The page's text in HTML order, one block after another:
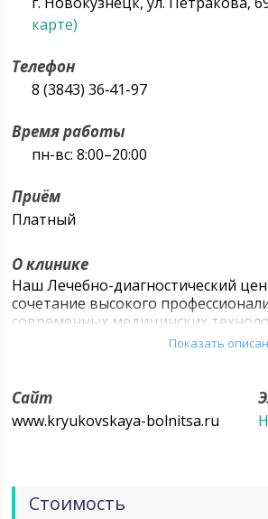
карте)
Телефон
8 (3843) 36‑41-97
Время работы
пн-вс: 8:00–20:00
Приём
Платный
О клинике
Наш Лечебно-диагностический
сочетание высокого
современных медицинских
уюта и тепла человеческих рук.
медицинских услуг, а ещё и
реальные цены, современный
комфорт.
Показать
Сайт
www.kryukovskaya-bolnitsa.ru
Стоимость